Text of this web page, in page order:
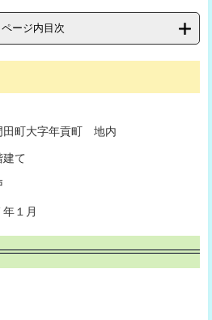
ページ内目次
田町大字年貢町 地内
て
１月